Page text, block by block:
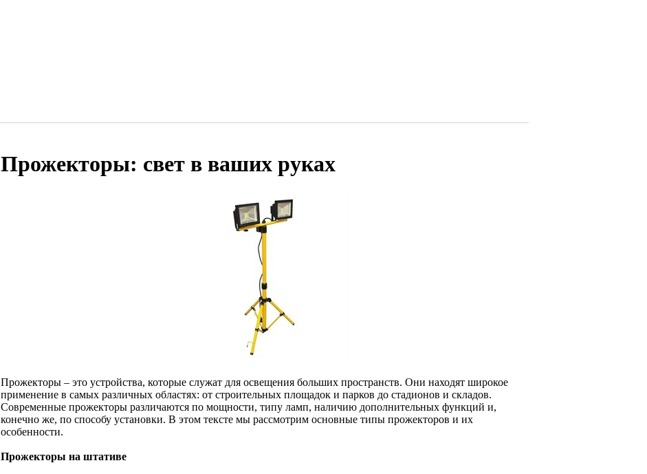
Прожекторы: свет в ваших руках
Прожекторы – это устройства, которые служат для освещения больших пространств. Они находят широкое
применение в самых различных областях: от строительных площадок и парков до стадионов и складов.
Современные прожекторы различаются по мощности, типу ламп, наличию дополнительных функций и,
конечно же, по способу установки. В этом тексте мы рассмотрим основные типы прожекторов и их
особенности.
Прожекторы на штативе